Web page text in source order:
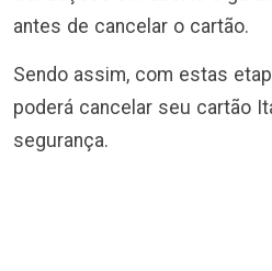
antes de cancelar o cartão.
Sendo assim, com estas
poderá cancelar seu cartão
segurança.